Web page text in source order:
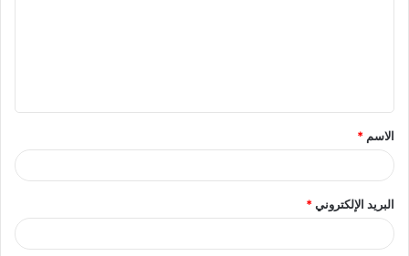
ق
*
الاسم *
البريد الإلكتروني*